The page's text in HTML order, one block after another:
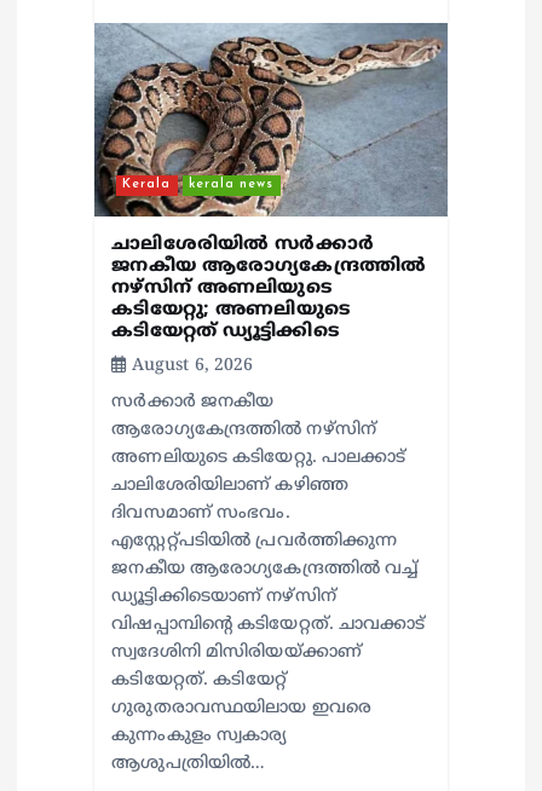
Kerala kerala news
ചാലിശേരിയില്‍ സര്‍ക്കാര്‍
ജനകീയ ആരോഗ്യകേന്ദ്രത്തില്‍
നഴ്സിന് അണലിയുടെ
കടിയേറ്റു; അണലിയുടെ
കടിയേറ്റത് ഡ്യൂട്ടിക്കിടെ
August 6, 2026
സര്‍ക്കാര്‍ ജനകീയ
ആരോഗ്യകേന്ദ്രത്തില്‍ നഴ്സിന്
അണലിയുടെ കടിയേറ്റു. പാലക്കാട്
ചാലിശേരിയിലാണ് കഴിഞ്ഞ
ദിവസമാണ് സംഭവം.
എസ്റ്റേറ്റ്പടിയില്‍ പ്രവര്‍ത്തിക്കുന്ന
ജനകീയ ആരോഗ്യകേന്ദ്രത്തില്‍ വച്ച്
ഡ്യൂട്ടിക്കിടെയാണ് നഴ്സിന്
വിഷപ്പാമ്പിന്റെ കടിയേറ്റത്. ചാവക്കാട്
സ്വദേശിനി മിസിരിയയ്ക്കാണ്
കടിയേറ്റത്. കടിയേറ്റ്
ഗുരുതരാവസ്ഥയിലായ ഇവരെ
കുന്നംകുളം സ്വകാര്യ
ആശുപത്രിയില്‍…